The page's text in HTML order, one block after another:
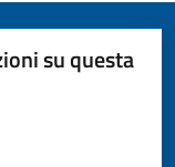
su questa